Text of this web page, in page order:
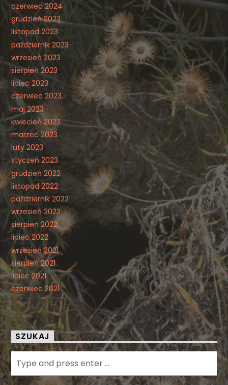
czerwiec 2024
grudzień 2023
listopad 2023
październik 2023
wrzesień 2023
sierpień 2023
lipiec 2023
czerwiec 2023
maj 2023
kwiecień 2023
marzec 2023
luty 2023
styczeń 2023
grudzień 2022
listopad 2022
październik 2022
wrzesień 2022
sierpień 2022
lipiec 2022
wrzesień 2021
sierpień 2021
lipiec 2021
czerwiec 2021
SZUKAJ